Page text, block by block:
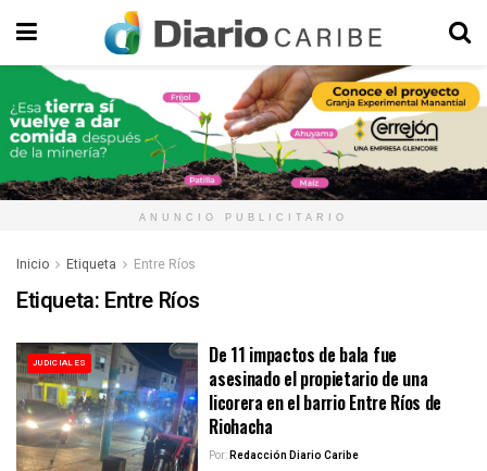
ANUNCIO PUBLICITARIO
Inicio Etiqueta Entre Ríos
Etiqueta: Entre Ríos
JUDICIALES
De 11 impactos de bala fue
asesinado el propietario de una
licorera en el barrio Entre Ríos de
Riohacha
Por:Redacción Diario Caribe